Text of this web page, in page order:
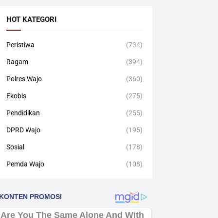
HOT KATEGORI
Peristiwa (734)
Ragam (394)
Polres Wajo (360)
Ekobis (275)
Pendidikan (255)
DPRD Wajo (195)
Sosial (178)
Pemda Wajo (108)